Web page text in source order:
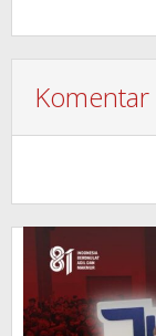
Komentar